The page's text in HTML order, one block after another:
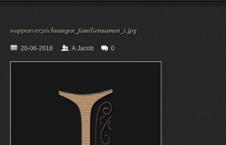
wappenverzeichnungen_familiennamen_i.jpg
20-06-2018 A.Jacob 0